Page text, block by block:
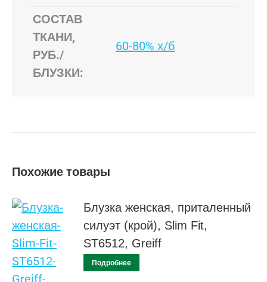
СОСТАВ
ТКАНИ,
РУБ./
БЛУЗКИ:
60-80% х/б
Похожие товары
Блузка женская, приталенный
силуэт (крой), Slim Fit,
ST6512, Greiff
Подробнее